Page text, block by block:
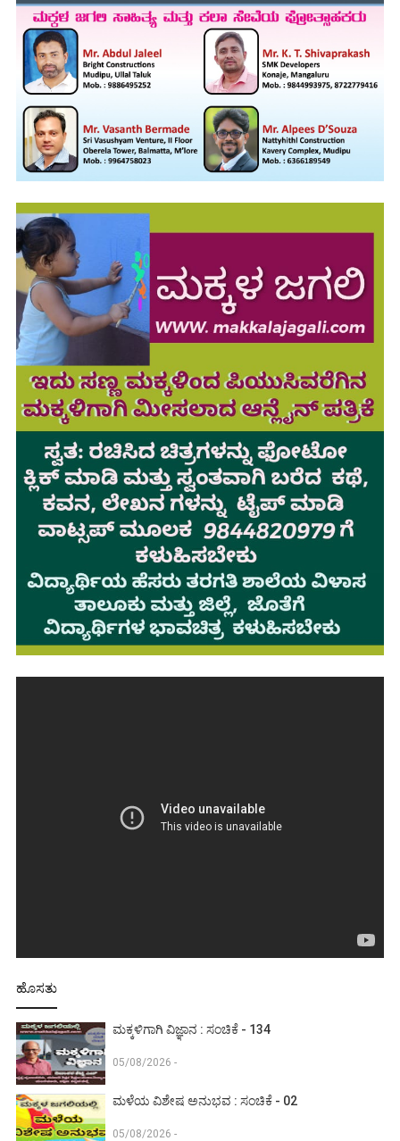
ಹೊಸತು
ಮಕ್ಕಳಿಗಾಗಿ ವಿಜ್ಞಾನ : ಸಂಚಿಕೆ - 134
05/08/2026 -
ಮಳೆಯ ವಿಶೇಷ ಅನುಭವ : ಸಂಚಿಕೆ - 02
05/08/2026 -